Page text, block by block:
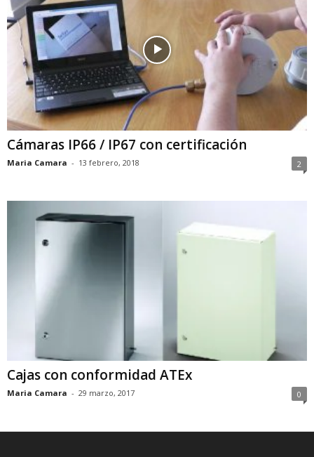
Cámaras IP66 / IP67 con certificación
Maria Camara - 13 febrero, 2018 2
Cajas con conformidad ATEx
Maria Camara - 29 marzo, 2017 0